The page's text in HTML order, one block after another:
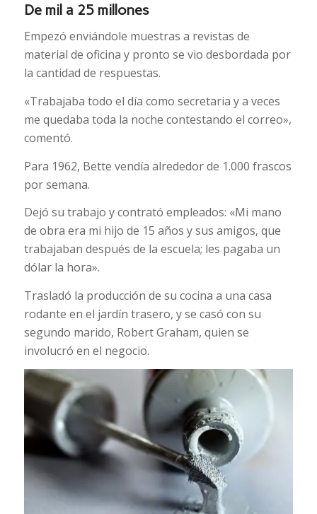
De mil a 25 millones
Empezó enviándole muestras a revistas de
material de oficina y pronto se vio desbordada por
la cantidad de respuestas.
«Trabajaba todo el día como secretaria y a veces
me quedaba toda la noche contestando el correo»,
comentó.
Para 1962, Bette vendía alrededor de 1.000 frascos
por semana.
Dejó su trabajo y contrató empleados: «Mi mano
de obra era mi hijo de 15 años y sus amigos, que
trabajaban después de la escuela; les pagaba un
dólar la hora».
Trasladó la producción de su cocina a una casa
rodante en el jardín trasero, y se casó con su
segundo marido, Robert Graham, quien se
involucró en el negocio.